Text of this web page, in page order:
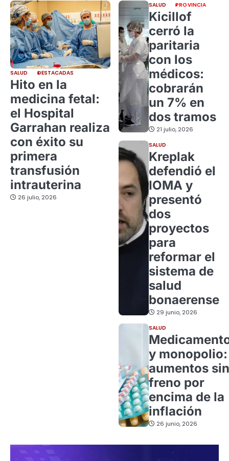
SALUD DESTACADAS
Hito en la
medicina fetal:
el Hospital
Garrahan realiza
con éxito su
primera
transfusión
intrauterina
26 julio, 2026
SALUD PROVINCIA
Kicillof
cerró la
paritaria
con los
médicos:
cobrarán
un 7% en
dos tramos
21 julio, 2026
SALUD
Kreplak
defendió el
IOMA y
presentó
dos
proyectos
para
reformar el
sistema de
salud
bonaerense
29 junio, 2026
SALUD
y monopolio:
aumentos sin
freno por
encima de la
inflación
26 junio, 2026